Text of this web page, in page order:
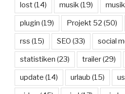
lost(14) musik(19)
plugin (19) Projekt 52 (50)
rss (15) SEO (33) social
statistiken (23) trailer(29)
update (14) urlaub (15)